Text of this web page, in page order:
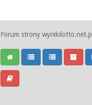
Forum strony wynikilotto.net.pl